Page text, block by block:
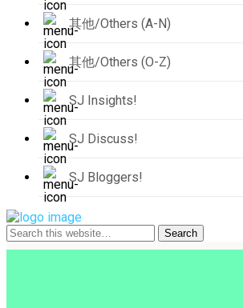
其他/Others (A-N)
其他/Others (O-Z)
SJ Insights!
SJ Discuss!
SJ Bloggers!